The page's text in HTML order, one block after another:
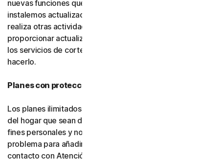
nuevas funciones que desarrollemos, usted acepta que
instalemos actualizaciones en segundo plano mientras
realiza otras actividades. También podemos
proporcionar actualizaciones para el software gratuito y
los servicios de cortesía, pero no estamos obligados a
hacerlo.
Planes con protección ilimitada de dispositivos
Los planes ilimitados cubren únicamente los dispositivos
del hogar que sean de su propiedad y se utilicen para
fines personales y no comerciales. Si tiene algún
problema para añadir un dispositivo, póngase en
contacto con Atención al cliente.